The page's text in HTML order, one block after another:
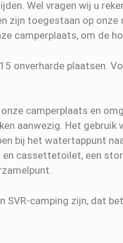
Wel vragen wij u
zijn toegestaan op onze
camperplaats, om de
onverharde plaatsen.
camperplaats en
aanwezig. Het gebruik
bij het watertappunt
cassettetoilet, een
SVR-camping zijn, dat